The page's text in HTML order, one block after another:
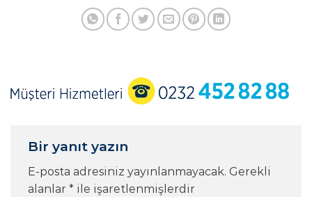
Bir yanıt yazın
E-posta adresiniz yayınlanmayacak. Gerekli
alanlar * ile işaretlenmişlerdir